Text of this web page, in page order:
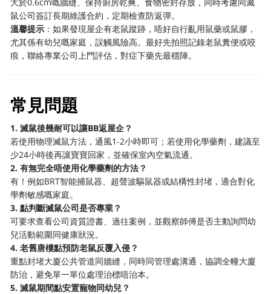
鼠公司簽訂長期維護合約，定期檢查防返彈。
溫馨提示 ：如果發現屋企有老鼠蹤跡，唔好自行亂用鼠藥或鼠膠，
尤其係有幼兒嘅家庭，誤觸風險高。最好先拍照記錄老鼠糞便或咬
痕，聯絡專業公司上門評估，對症下藥先最穩陣。
常見問題
1. 滅鼠後幾耐可以讓BB返屋企？
若使用物理滅鼠方法，通風1-2小時即可；若使用化學藥劑，建議至
少24小時後再讓寶寶回家，並確保室內空氣流通。
2. 有無完全唔使用化學藥劑的方法？
有！例如BRT智能捕鼠器、超聲波驅鼠器或結構性封堵，適合對化
學劑敏感嘅家庭。
3. 點判斷滅鼠公司是否專業？
可要求查看公司資質證書、過往案例，並觀察師傅是否主動詢問幼
兒活動範圍同健康狀況。
4. 老舊唐樓點預防老鼠反覆入侵？
重點封堵大廈公共管道同牆縫，同時同管理處溝通，協調全幢大廈
防治，避免單一單位處理治標唔治本。
5. 滅鼠期間點安置寵物同幼兒？